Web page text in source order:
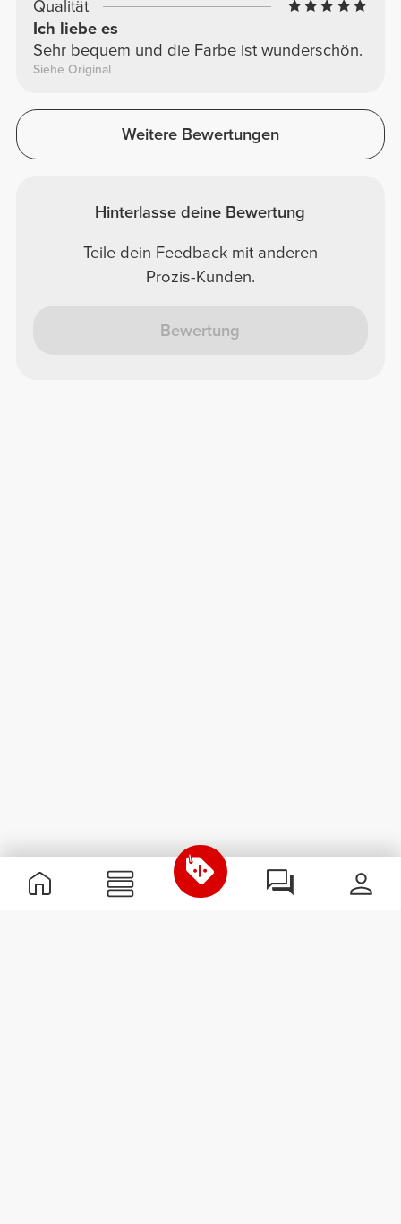
Qualität
Ich liebe es
Sehr bequem und die Farbe ist wunderschön.
Siehe Original
Weitere Bewertungen
Hinterlasse deine Bewertung
Teile dein Feedback mit anderen
Prozis-Kunden.
Bewertung